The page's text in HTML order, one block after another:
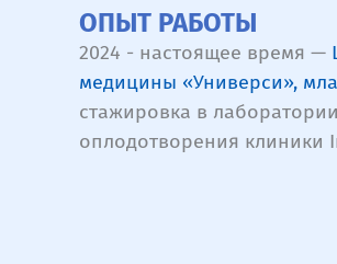
ОПЫТ РАБОТЫ
2024 - настоящее время —
медицины «Универси»,
стажировка в
оплодотворения клиники